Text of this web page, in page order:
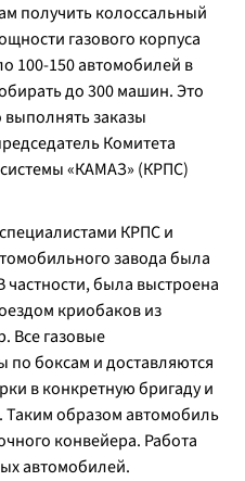
получить колоссальный
газового корпуса
100-150 автомобилей в
до 300 машин. Это
заказы
Комитета
«КАМАЗ» (КРПС)
КРПС и
завода была
была выстроена
криобаков из
Все газовые
боксам и доставляются
в конкретную бригаду и
образом автомобиль
конвейера. Работа
автомобилей.